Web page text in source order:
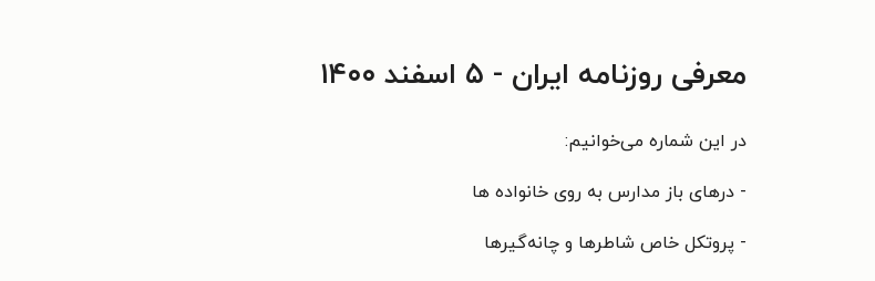
معرفی روزنامه ایران - ۵ اسفند ۱۴۰۰
در این شماره می‌خوانیم:
- درهای باز مدارس به روی خانواده ها
- پروتکل خاص شاطرها و چانه‌گیرها